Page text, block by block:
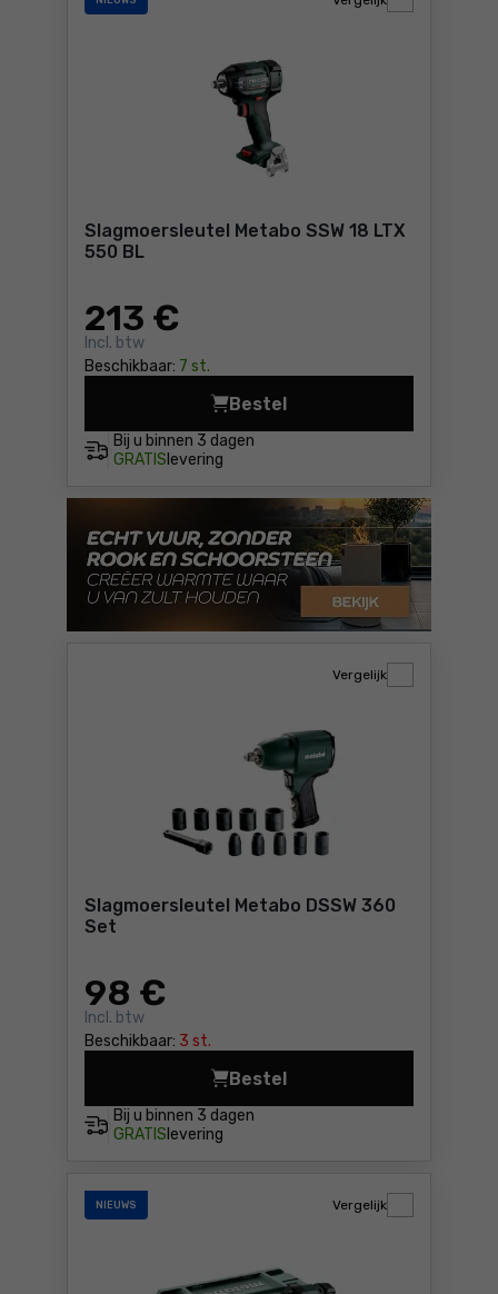
Slagmoersleutel Metabo SSW 18 LTX
550 BL
213 €
Incl. btw
Beschikbaar: 7 st.
Bij u binnen 3 dagen
GRATIS levering
Bestel
Slagmoersleutel Metabo
Slagmoersleutel Metabo DSSW 360
Set
98 €
Incl. btw
Beschikbaar: 3 st.
Vergelijk
Bij u binnen 3 dagen
GRATIS levering
Bestel
Slagmoersleutel Metabo
NIEUWS Vergelijk